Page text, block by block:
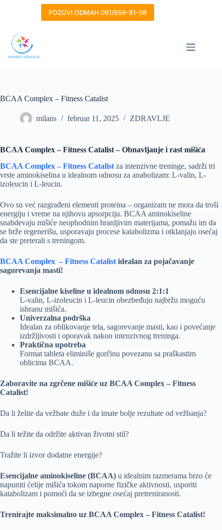
POZOVI ODMAH 061/659-81-08
BCAA Complex – Fitness Catalist
milans februar 11, 2025 ZDRAVLJE
BCAA Complex – Fitness Catalist – Obnavljanje i rast mišića
BCAA Complex – Fitness Catalist za intenzivne treninge, sadrži tri
vrste aminokiselina u idealnom odnosu za anabolizam: L-valin, L-
izoleucin i L-leucin.
Ovo su već razgrađeni elementi proteina – organizam ne mora da troši
energiju i vreme na njihovu apsorpciju. BCAA aminokiseline
snabdevaju mišiće neophodnim hranljivim materijama, pomažu im da
se brže regenerišu, usporavaju procese katabolizma i otklanjaju osećaj
da ste preterali s treningom.
BCAA Complex – Fitness Catalist idealan za pojačavanje
sagorevanja masti!
Esencijalne kiseline u idealnom odnosu 2:1:1
L-valin, L-izoleucin i L-leucin obezbeđuju najbržu moguću
ishranu mišića.
Univerzalna podrška
Idealan za oblikovanje tela, sagorevanje masti, kao i povećanje
izdržljivosti i oporavak nakon intenzivnog treninga.
Praktična upotreba
Format tableta eliminiše gorčinu povezanu sa praškastim
oblicima BCAA.
Zaboravite na zgrčene mišiće uz BCAA Complex – Fitness
Catalist!
Da li želite da vežbate duže i da imate bolje rezultate od vežbanja?
Da li težite da održite aktivan životni stil?
Tražite li izvor dodatne energije?
Esencijalne aminokiseline (BCAA) u idealnim razmerama brzo će
napuniti ćelije mišića tokom naporne fizičke aktivnosti, usporiti
katabolizam i pomoći da se izbegne osećaj pretreniranosti.
Trenirajte maksimalno uz BCAA Complex – Fitness Catalist!